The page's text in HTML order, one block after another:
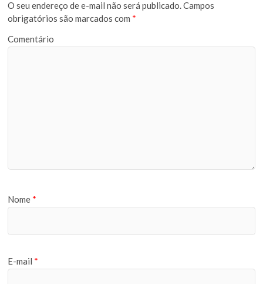
O seu endereço de e-mail não será publicado.Campos
obrigatórios são marcados com *
Comentário
Nome *
E-mail *